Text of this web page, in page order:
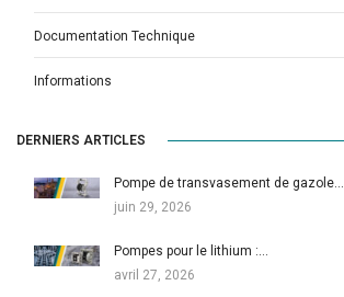
Documentation Technique
Informations
DERNIERS ARTICLES
Pompe de transvasement de gazole…
juin 29, 2026
Pompes pour le lithium :…
avril 27, 2026